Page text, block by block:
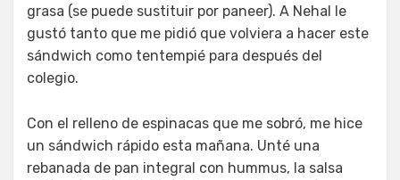
grasa (se puede sustituir por paneer). A Nehal le
gustó tanto que me pidió que volviera a hacer este
sándwich como tentempié para después del
colegio.
Con el relleno de espinacas que me sobró, me hice
un sándwich rápido esta mañana. Unté una
rebanada de pan integral con hummus, la salsa